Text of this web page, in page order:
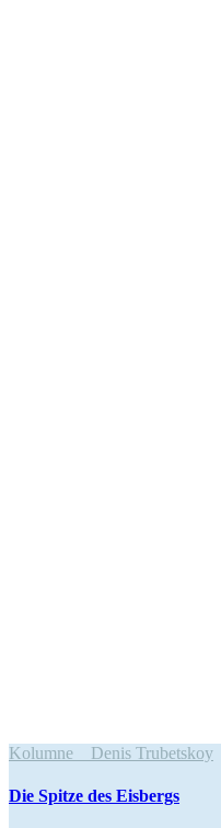
Kolumne Denis Trubetskoy
Die Spitze des Eisbergs